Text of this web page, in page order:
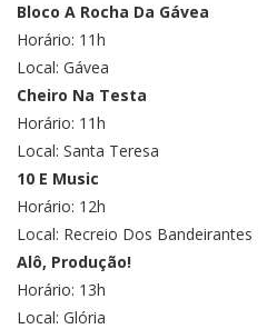
Bloco A Rocha Da Gávea
Horário: 11h
Local: Gávea
Cheiro Na Testa
Horário: 11h
Local: Santa Teresa
10 E Music
Horário: 12h
Local: Recreio Dos Bandeirantes
Alô, Produção!
Horário: 13h
Local: Glória